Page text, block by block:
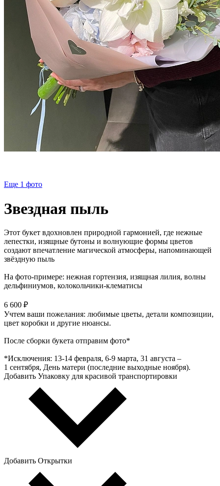
Еще 1 фото
Звездная пыль
Этот букет вдохновлен природной гармонией, где нежные
лепестки, изящные бутоны и волнующие формы цветов
создают впечатление магической атмосферы, напоминающей
звёздную пыль
На фото-примере: нежная гортензия, изящная лилия, волны
дельфиниумов, колокольчики-клематисы
6 600 ₽
Учтем ваши пожелания: любимые цветы, детали композиции,
цвет коробки и другие нюансы.
После сборки букета отправим фото*
*Исключения: 13‑14 февраля, 6‑9 марта, 31 августа –
1 сентября, День матери (последние выходные ноября).
Добавить Упаковку для красивой транспортировки
Добавить Открытки